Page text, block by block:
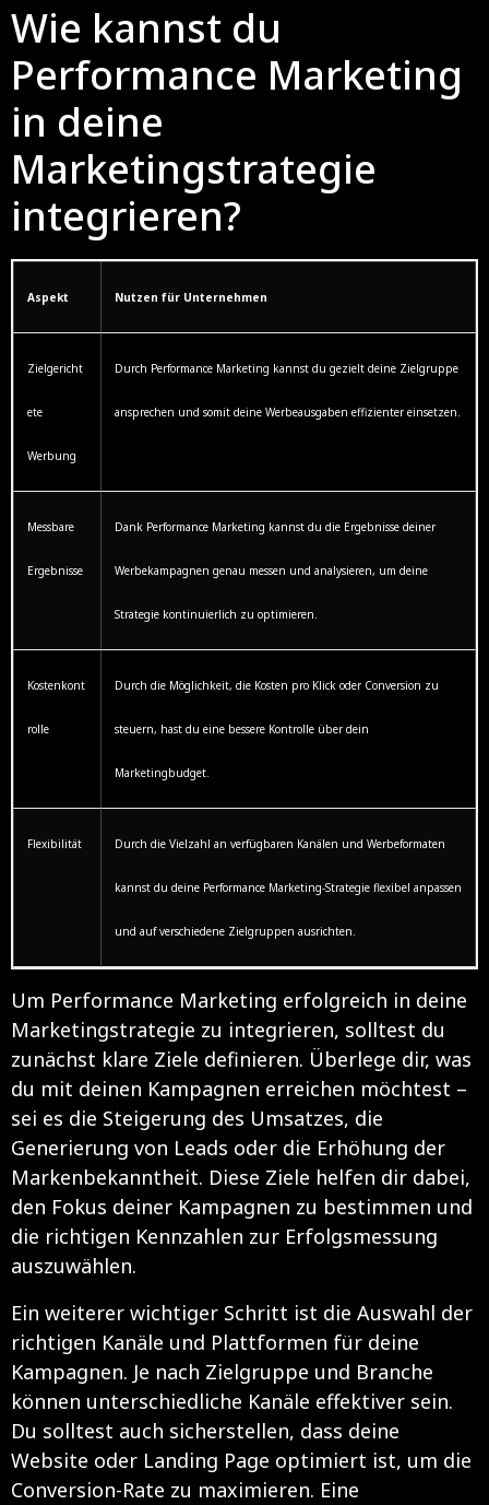
Wie kannst du
Performance Marketing
in deine
Marketingstrategie
integrieren?
Aspekt Nutzen für Unternehmen
Zielgericht
ete
Werbung
Durch Performance Marketing kannst du gezielt deine Zielgruppe
ansprechen und somit deine Werbeausgaben effizienter einsetzen.
Messbare
Ergebnisse
Dank Performance Marketing kannst du die Ergebnisse deiner
Werbekampagnen genau messen und analysieren, um deine
Strategie kontinuierlich zu optimieren.
Kostenkont
rolle
Durch die Möglichkeit, die Kosten pro Klick oder Conversion zu
steuern, hast du eine bessere Kontrolle über dein
Marketingbudget.
Flexibilität Durch die Vielzahl an verfügbaren Kanälen und Werbeformaten
kannst du deine Performance Marketing-Strategie flexibel anpassen
und auf verschiedene Zielgruppen ausrichten.
Um Performance Marketing erfolgreich in deine
Marketingstrategie zu integrieren, solltest du
zunächst klare Ziele definieren. Überlege dir, was
du mit deinen Kampagnen erreichen möchtest –
sei es die Steigerung des Umsatzes, die
Generierung von Leads oder die Erhöhung der
Markenbekanntheit. Diese Ziele helfen dir dabei,
den Fokus deiner Kampagnen zu bestimmen und
die richtigen Kennzahlen zur Erfolgsmessung
auszuwählen.
Ein weiterer wichtiger Schritt ist die Auswahl der
richtigen Kanäle und Plattformen für deine
Kampagnen. Je nach Zielgruppe und Branche
können unterschiedliche Kanäle effektiver sein.
Du solltest auch sicherstellen, dass deine
Website oder Landing Page optimiert ist, um die
Conversion-Rate zu maximieren. Eine